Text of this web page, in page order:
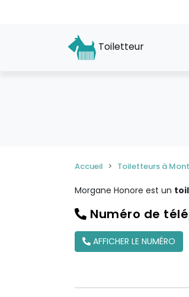
Toiletteur
Accueil Toiletteurs à
Morgane Honore est un
Numéro de
AFFICHER LE NUMÉRO